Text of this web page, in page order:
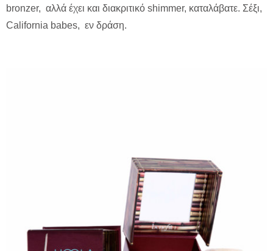
bronzer, αλλά έχει και διακριτικό shimmer, καταλάβατε. Σέξι,
California babes, εν δράση.